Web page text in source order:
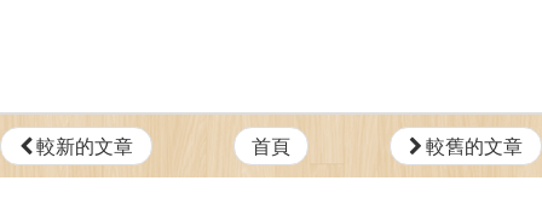
較新的文章 首頁 較舊的文章